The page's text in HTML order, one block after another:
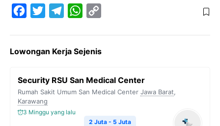
e
o
o
k
t
e
r
e
r
m
W
t
A
y
i
Lowongan Kerja Sejenis
Security RSU San Medical Center
Rumah Sakit Umum San Medical Center Jawa Barat,
Karawang
3 Minggu yang lalu
2 Juta - 5 Juta